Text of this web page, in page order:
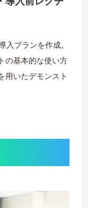
入プランを作成。
の基本的な使い方
用いたデモンスト